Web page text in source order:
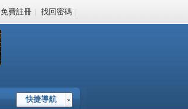
免費註冊 | 找回密碼 |
快捷導航